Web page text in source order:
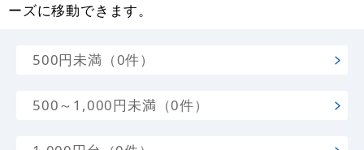
ーズに移動できます。
500円未満（0件）
500～1,000円未満（0件）